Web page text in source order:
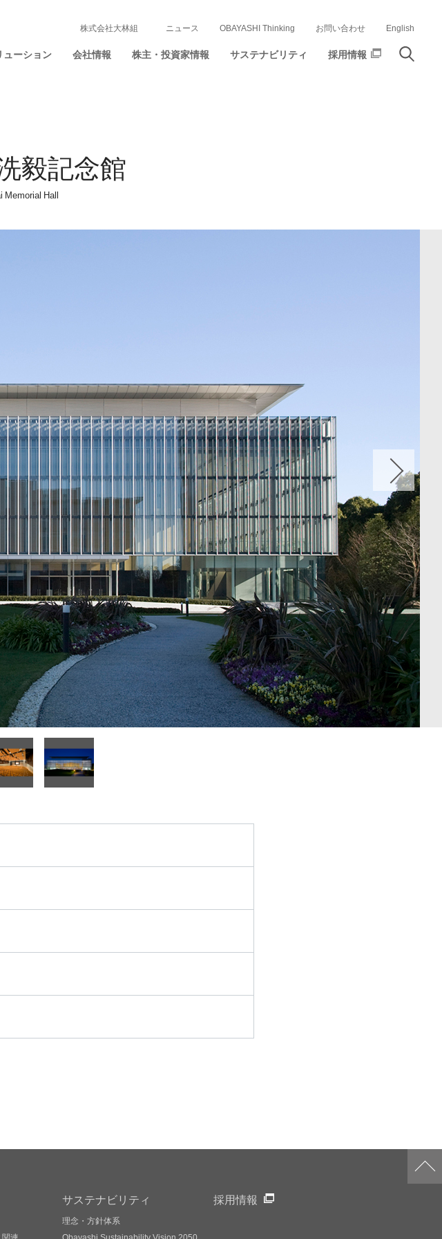
ーション 会社情報 株主・投資家情報 サステナビリティ 採用情報
株式会社大林組 ニュース OBAYASHI Thinking お問い合わせ English
毅記念館
Memorial Hall
サステナビリティ
理念・方針体系
採用情報